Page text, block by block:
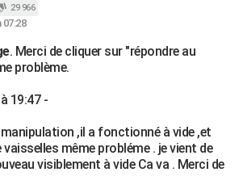
29 966
07:28
. Merci de cliquer sur "répondre au
problème.
19:47 -
,il a fonctionné à vide ,et
même probléme . je vient de
visiblement à vide Ca va . Merci de